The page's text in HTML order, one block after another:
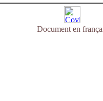
Document en